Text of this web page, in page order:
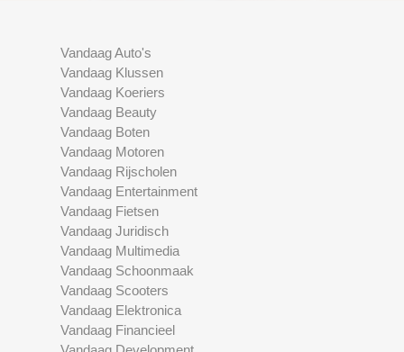
Vandaag Auto's
Vandaag Klussen
Vandaag Koeriers
Vandaag Beauty
Vandaag Boten
Vandaag Motoren
Vandaag Rijscholen
Vandaag Entertainment
Vandaag Fietsen
Vandaag Juridisch
Vandaag Multimedia
Vandaag Schoonmaak
Vandaag Scooters
Vandaag Elektronica
Vandaag Financieel